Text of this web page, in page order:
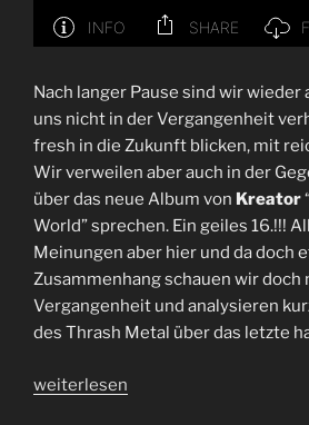
Nach langer Pause sind wir wieder
uns nicht in der Vergangenheit
fresh in die Zukunft blicken, mit
Wir verweilen aber auch in der
über das neue Album von Kreator
World” sprechen. Ein geiles 16.!!!
Meinungen aber hier und da doch
Zusammenhang schauen wir doch
Vergangenheit und analysieren
des Thrash Metal über das letzte
„Folge
weiterlesen